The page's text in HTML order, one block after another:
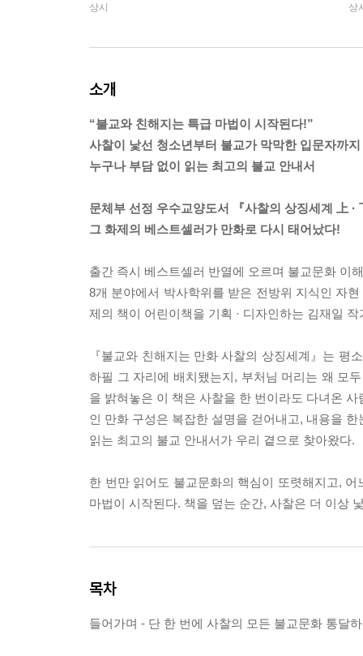
상시 상
소개
“불교와 친해지는 특급 마법이 시작된다!”
사찰이 낯선 청소년부터 불교가 막막한 입문자까지
누구나 부담 없이 읽는 최고의 불교 안내서
문체부 선정 우수교양도서 『사찰의 상징세계 上 ·
그 화제의 베스트셀러가 만화로 다시 태어났다!
출간 즉시 베스트셀러 반열에 오르며 불교문화 이
8개 분야에서 박사학위를 받은 전방위 지식인 자
제의 책이 어린이책을 기획 · 디자인하는 김재일
『불교와 친해지는 만화 사찰의 상징세계』는 평
하필 그 자리에 배치됐는지, 부처님 머리는 왜 모
을 밝혀놓은 이 책은 사찰을 한 번이라도 다녀온
인 만화 구성은 복잡한 설명을 걷어내고, 내용을
읽는 최고의 불교 안내서가 우리 곁으로 찾아왔다.
한 번만 읽어도 불교문화의 핵심이 또렷해지고,
마법이 시작된다. 책을 덮는 순간, 사찰은 더 이상
목차
들어가며 - 단 한 번에 사찰의 모든 불교문화 통달